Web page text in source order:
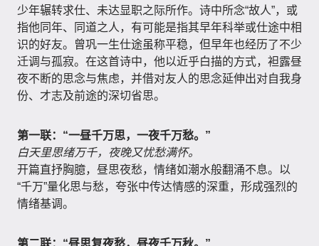
少年辗转求仕、未达显职之际所作。诗中所念“故人”，或
指他同年、同道之人，有可能是指其早年科举或仕途中相
识的好友。曾巩一生仕途虽称平稳，但早年也经历了不少
迁调与孤寂。在这首诗中，他以近乎白描的方式，袒露昼
夜不断的思念与焦虑，并借对友人的思念延伸出对自我身
份、才志及前途的深切省思。
第一联：“一昼千万思，一夜千万愁。”
白天里思绪万千，夜晚又忧愁满怀。
开篇直抒胸臆，昼思夜愁，情绪如潮水般翻涌不息。以
“千万”量化思与愁，夸张中传达情感的深重，形成强烈的
情绪基调。
第二联：“昼思复夜愁，昼夜千万秋。”